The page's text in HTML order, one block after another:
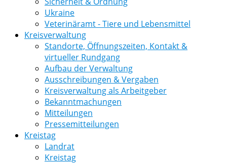
Ukraine
Veterinäramt - Tiere und Lebensmittel
Kreisverwaltung
Standorte, Öffnungszeiten, Kontakt &
virtueller Rundgang
Aufbau der Verwaltung
Ausschreibungen & Vergaben
Kreisverwaltung als Arbeitgeber
Bekanntmachungen
Mitteilungen
Pressemitteilungen
Kreistag
Landrat
Kreistag